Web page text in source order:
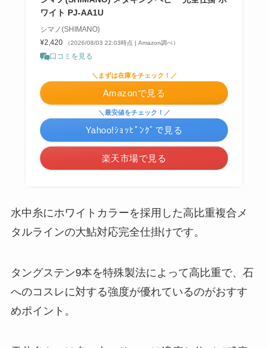
ワイト PJ-AA1U
シマノ(SHIMANO)
¥2,420
（2026/08/03 22:03時点 | Amazon調べ）
口コミを見る
＼まずは在庫をチェック！／
Amazonで見る
楽天市場で見る
＼最安値をチェック！／
Yahoo!ｼｮｯﾋﾟﾝｸﾞで見る
水中糸にホワイトカラーを採用した高比重複合メ
タルラインの大鮎対応完全仕掛けです。
タングステン9本を特殊製法によって高比重で、石
へのコスレに対する強度が優れているのがおすす
めポイント。